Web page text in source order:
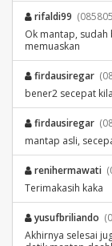
rifaldi99
Ok mantap,
memuaskan
firdausiregar
bener2 secepat
firdausiregar
mantap asli,
renihermawati
Terimakasih kaka
yusufbriliando
Akhirnya selesai